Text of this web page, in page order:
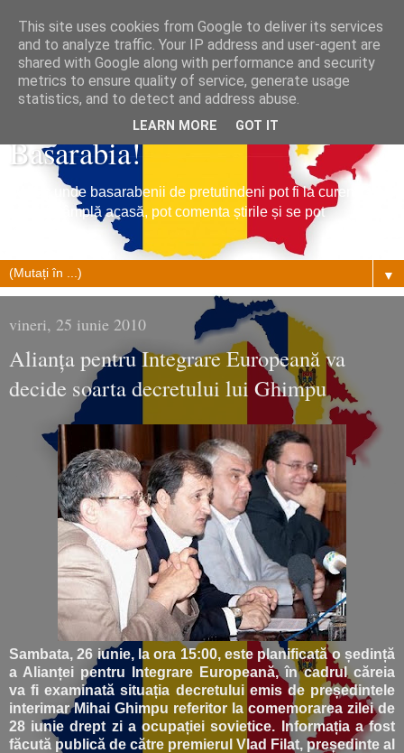
Tribuna Basarabiei, Stiri din
Basarabia!
Un loc unde basarabenii de pretutindeni pot fi la curent cu
ce se întâmplă acasă, pot comenta știrile și se pot
▼
vineri, 25 iunie 2010
Alianța pentru Integrare Europeană va
decide soarta decretului lui Ghimpu
Sambata, 26 iunie, la ora 15:00, este planificată o ședință
a Alianței pentru Integrare Europeană, în cadrul căreia
va fi examinată situația decretului emis de președintele
interimar Mihai Ghimpu referitor la comemorarea zilei de
28 iunie drept zi a ocupației sovietice. Informația a fost
făcută publică de către premierul Vlad Filat, președinte al
This site uses cookies from Google to deliver its services
and to analyze traffic. Your IP address and user-agent are
shared with Google along with performance and security
metrics to ensure quality of service, generate usage
statistics, and to detect and address abuse.
LEARN MORE GOT IT